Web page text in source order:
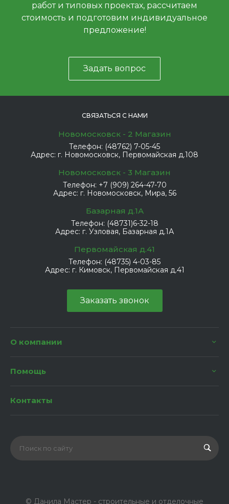
работ и типовых проектах, рассчитаем
стоимость и подготовим индивидуальное
предложение!
Задать вопрос
СВЯЗАТЬСЯ С НАМИ
Новомосковск - 2 Магазин
Телефон: (48762) 7-05-45
Адрес: г. Новомосковск, Первомайская д.108
Новомосковск - 3 Магазин
Телефон: +7 (909) 264-47-70
Адрес: г. Новомосковск, Мира, 56
Базарная д.1А
Телефон: (48731)6-32-18
Адрес: г. Узловая, Базарная д.1А
Первомайская д.41
Телефон: (48735) 4-03-85
Адрес: г. Кимовск, Первомайская д.41
Заказать звонок
О компании
Помощь
Контакты
© Данила Мастер - строительные и отделочные